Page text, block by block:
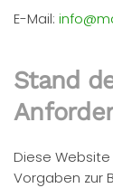
E-Mail:
Stand
Diese
Vorgaben zur